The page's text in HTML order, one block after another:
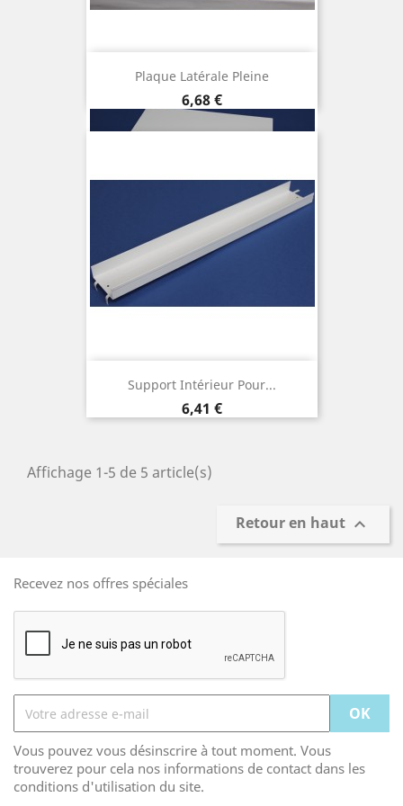
Plaque Latérale Pleine
Prix
6,68 €
Support Intérieur Pour...
Prix
6,41 €
Affichage 1-5 de 5 article(s)
Retour en haut 
Recevez nos offres spéciales
Vous pouvez vous désinscrire à tout moment. Vous
trouverez pour cela nos informations de contact dans les
conditions d'utilisation du site.